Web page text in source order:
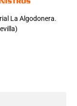
La Algodonera.